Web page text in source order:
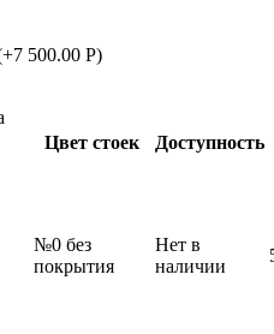
7 500.00 Р)
Цвет стоек Доступность
№0 без
покрытия
Нет в
наличии